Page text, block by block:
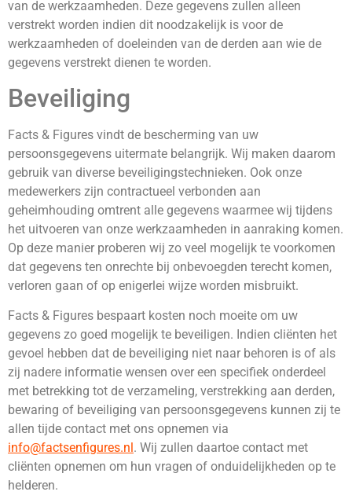
van de werkzaamheden. Deze gegevens zullen alleen
verstrekt worden indien dit noodzakelijk is voor de
werkzaamheden of doeleinden van de derden aan wie de
gegevens verstrekt dienen te worden.
Beveiliging
Facts & Figures vindt de bescherming van uw
persoonsgegevens uitermate belangrijk. Wij maken daarom
gebruik van diverse beveiligingstechnieken. Ook onze
medewerkers zijn contractueel verbonden aan
geheimhouding omtrent alle gegevens waarmee wij tijdens
het uitvoeren van onze werkzaamheden in aanraking komen.
Op deze manier proberen wij zo veel mogelijk te voorkomen
dat gegevens ten onrechte bij onbevoegden terecht komen,
verloren gaan of op enigerlei wijze worden misbruikt.
Facts & Figures bespaart kosten noch moeite om uw
gegevens zo goed mogelijk te beveiligen. Indien cliënten het
gevoel hebben dat de beveiliging niet naar behoren is of als
zij nadere informatie wensen over een specifiek onderdeel
met betrekking tot de verzameling, verstrekking aan derden,
bewaring of beveiliging van persoonsgegevens kunnen zij te
allen tijde contact met ons opnemen via
info@factsenfigures.nl . Wij zullen daartoe contact met
cliënten opnemen om hun vragen of onduidelijkheden op te
helderen.